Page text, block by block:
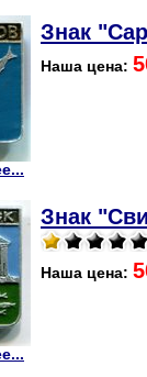
Знак
Наша цена:
Знак
Наша цена: